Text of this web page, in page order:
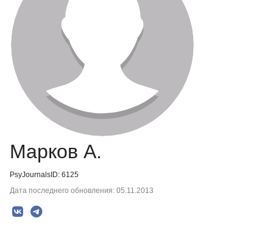
Регистрация
Марков А.
PsyJournalsID: 6125
Дата последнего обновления: 05.11.2013